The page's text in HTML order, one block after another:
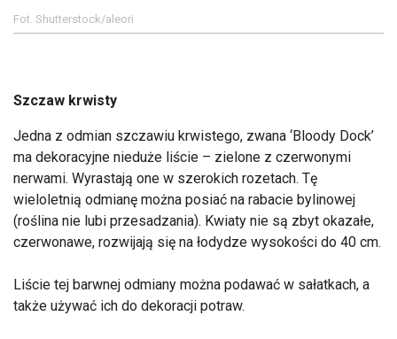
Fot. Shutterstock/aleori
Szczaw krwisty
Jedna z odmian szczawiu krwistego, zwana ‘Bloody Dock’
ma dekoracyjne nieduże liście – zielone z czerwonymi
nerwami. Wyrastają one w szerokich rozetach. Tę
wieloletnią odmianę można posiać na rabacie bylinowej
(roślina nie lubi przesadzania). Kwiaty nie są zbyt okazałe,
czerwonawe, rozwijają się na łodydze wysokości do 40 cm.
Liście tej barwnej odmiany można podawać w sałatkach, a
także używać ich do dekoracji potraw.